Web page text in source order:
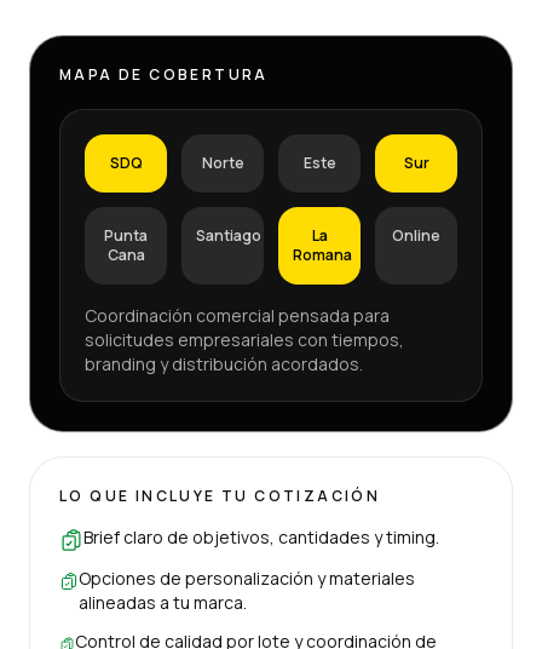
MAPA DE COBERTURA
SDQ Norte Este Sur
Punta
Cana
Santiago
La
Romana
Online
Coordinación comercial pensada para
solicitudes empresariales con tiempos,
branding y distribución acordados.
LO QUE INCLUYE TU COTIZACIÓN
Brief claro de objetivos, cantidades y timing.
Opciones de personalización y materiales
alineadas a tu marca.
Control de calidad por lote y coordinación de